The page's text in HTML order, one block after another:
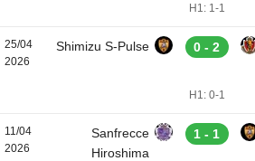
H1: 1-1
25/04
2026
Shimizu S-Pulse 0 - 2
H1: 0-1
11/04
2026
Sanfrecce
Hiroshima
1 - 1